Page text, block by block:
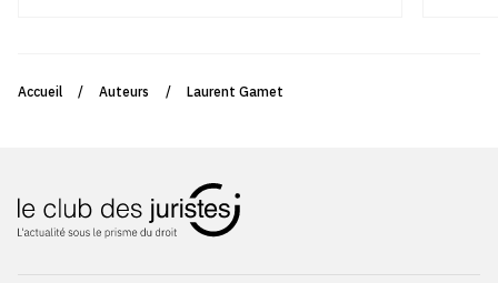
Accueil / Auteurs / Laurent Gamet